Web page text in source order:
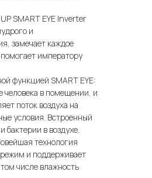
SMART EYE Inverter
и
замечает каждое
императору
функцией SMART EYE:
человека в помещении, и
поток воздуха на
условия. Встроенный
в воздухе,
технология
и поддерживает
числе влажность